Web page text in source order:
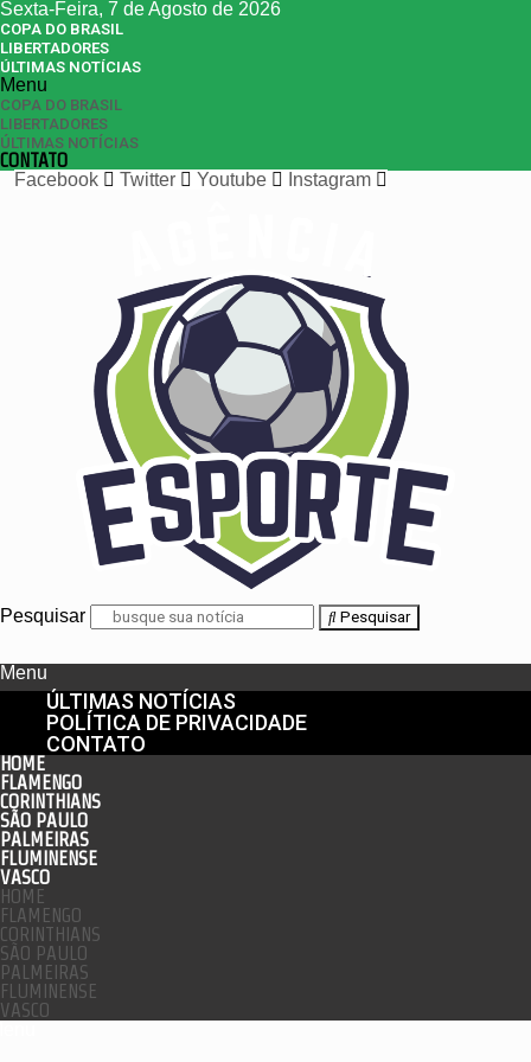
Sexta-Feira, 7 de Agosto de 2026
COPA DO BRASIL
LIBERTADORES
ÚLTIMAS NOTÍCIAS
Menu
COPA DO BRASIL
LIBERTADORES
ÚLTIMAS NOTÍCIAS
CONTATO
Facebook
Twitter Youtube Instagram
Pesquisar Pesquisar
Menu
ÚLTIMAS NOTÍCIAS
POLÍTICA DE PRIVACIDADE
CONTATO
HOME
FLAMENGO
CORINTHIANS
SÃO PAULO
PALMEIRAS
FLUMINENSE
VASCO
HOME
FLAMENGO
CORINTHIANS
SÃO PAULO
PALMEIRAS
FLUMINENSE
VASCO